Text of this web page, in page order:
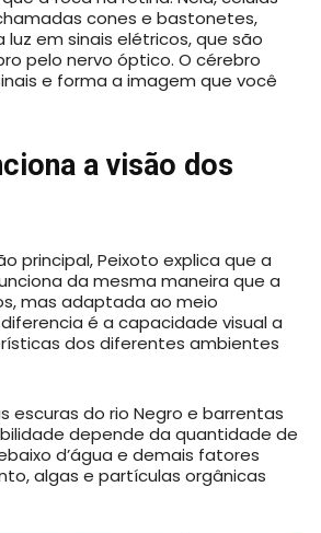
cones e bastonetes,
em sinais elétricos, que são
pelo nervo óptico. O cérebro
e forma a imagem que você
a visão dos
principal, Peixoto explica que a
da mesma maneira que a
mas adaptada ao meio
é a capacidade visual a
dos diferentes ambientes
escuras do rio Negro e barrentas
depende da quantidade de
d’água e demais fatores
algas e partículas orgânicas